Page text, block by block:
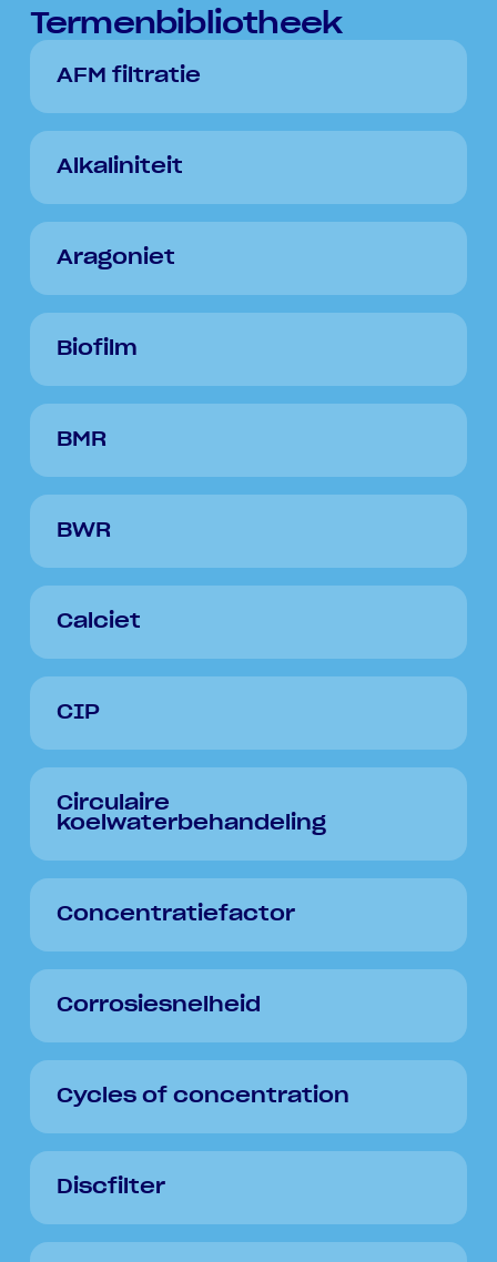
Termenbibliotheek
AFM filtratie
Alkaliniteit
Aragoniet
Biofilm
BMR
BWR
Calciet
CIP
Circulaire
koelwaterbehandeling
Concentratiefactor
Corrosiesnelheid
Cycles of concentration
Discfilter